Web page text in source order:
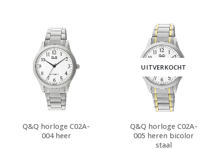
Q&Q horloge C02A-
004 heer
UITVERKOCHT
Q&Q horloge C02A-
005 heren bicolor
staal